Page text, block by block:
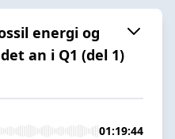
energi og
an i Q1 (del 1)
01:19:44